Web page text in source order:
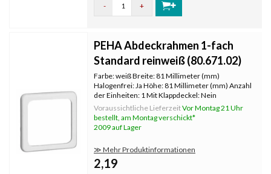
- +
PEHA Abdeckrahmen 1-fach
Standard reinweiß (80.671.02)
Farbe: weiß Breite: 81 Millimeter (mm)
Halogenfrei: Ja Höhe: 81 Millimeter (mm) Anzahl
der Einheiten: 1 Mit Klappdeckel: Nein
Oberflächenschutz: unbehandelt
Textfeld/Beschriftungsfläche: Nein
Werkstoffgüte: Duroplast Werkstoff: Kunststoff
Voraussichtliche LieferzeitVor Montag 21 Uhr
bestellt, am Montag verschickt*
2009 auf Lager
≫ Mehr Produktinformationen
2,19